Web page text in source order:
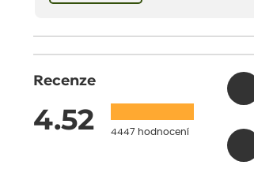
Recenze
4.52 4447 hodnocení